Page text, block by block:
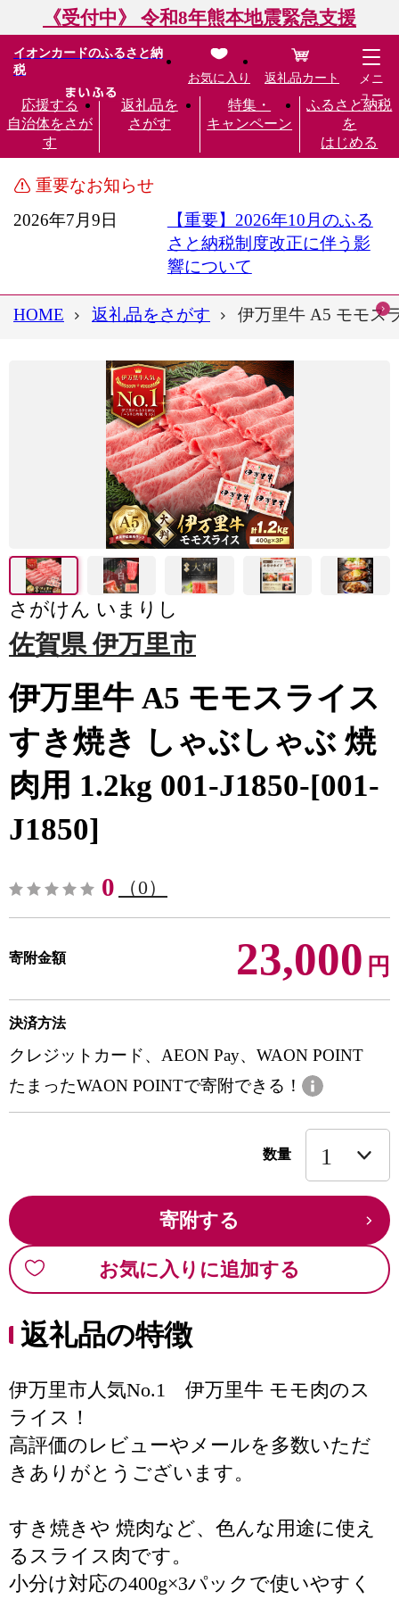
《受付中》 令和8年熊本地震緊急支援
イオンカードのふるさと納
税
応援する
自治体をさが
す
返礼品を
さがす
特集・
キャンペーン
ふるさと納税
を
はじめる
お気に入り 返礼品カート
メニ
ュー
重要なお知らせ
2026年7月9日
【重要】2026年10月のふる
さと納税制度改正に伴う影
響について
HOME 返礼品をさがす 伊万里牛 A5 モモス
さがけん いまりし
佐賀県 伊万里市
伊万里牛 A5 モモスライス
すき焼き しゃぶしゃぶ 焼
肉用 1.2kg 001-J1850-[001-
J1850]
0 （0）
寄附金額 23,000 円
決済方法
クレジットカード、AEON Pay、WAON POINT
たまったWAON POINTで寄附できる！
数量
寄附する
お気に入りに追加する
返礼品の特徴
伊万里市人気No.1 伊万里牛 モモ肉のス
ライス！
高評価のレビューやメールを多数いただ
きありがとうございます。
すき焼きや 焼肉など、色んな用途に使え
るスライス肉です。
小分け対応の400g×3パックで使いやすく